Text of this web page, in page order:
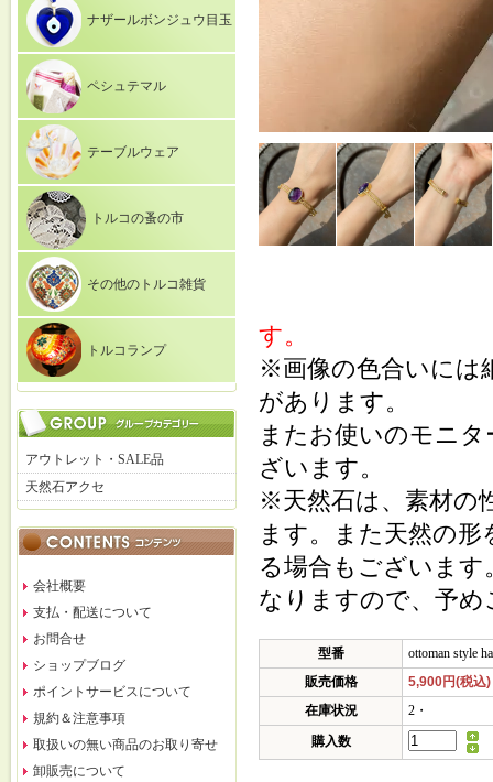
ナザールボンジュウ目玉
ペシュテマル
テーブルウェア
トルコの蚤の市
その他のトルコ雑貨
トルコランプ
アウトレット・SALE品
天然石アクセ
会社概要
支払・配送について
お問合せ
ショップブログ
ポイントサービスについて
規約＆注意事項
取扱いの無い商品のお取り寄せ
卸販売について
す。
※画像の色合いには
があります。
またお使いのモニ
ざいます。
※天然石は、素材の
ます。また天然の
る場合もございま
なりますので、予
型番
ottoman style
販売価格
5,900円(税込)
在庫状況
2・
購入数